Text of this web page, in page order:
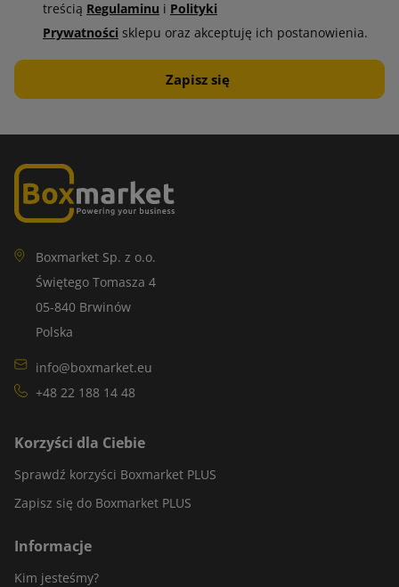
treścią Regulaminu i Polityki
Prywatności sklepu oraz akceptuję ich postanowienia.
Boxmarket Sp. z o.o.
Świętego Tomasza 4
05-840 Brwinów
Polska
info@boxmarket.eu
+48 22 188 14 48
Korzyści dla Ciebie
Sprawdź korzyści Boxmarket PLUS
Zapisz się do Boxmarket PLUS
Informacje
Kim jesteśmy?